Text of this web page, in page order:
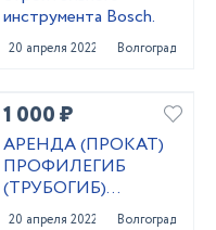
инструмента Bosch.
20 апреля 2022 Волгоград
1 000 ₽
АРЕНДА (ПРОКАТ)
ПРОФИЛЕГИБ
(ТРУБОГИБ)
РУЧНОЙ
20 апреля 2022 Волгоград